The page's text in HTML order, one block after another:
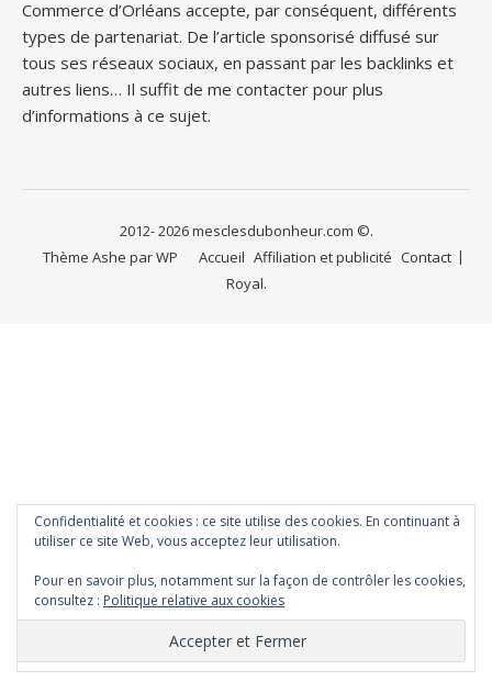
Commerce d’Orléans accepte, par conséquent, différents
types de partenariat. De l’article sponsorisé diffusé sur
tous ses réseaux sociaux, en passant par les backlinks et
autres liens… Il suffit de me contacter pour plus
d’informations à ce sujet.
2012- 2026 mesclesdubonheur.com ©.
Accueil Affiliation et publicité Contact
Thème Ashe parWP
Royal.
Confidentialité et cookies : ce site utilise des cookies. En continuant à
utiliser ce site Web, vous acceptez leur utilisation.
Pour en savoir plus, notamment sur la façon de contrôler les cookies,
consultez : Politique relative aux cookies